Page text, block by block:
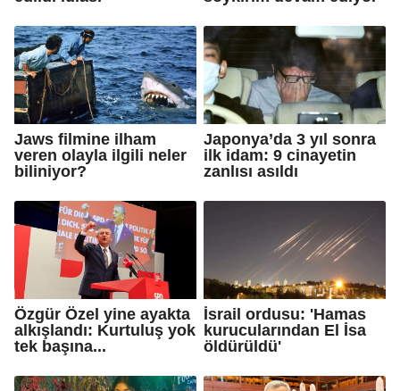
Jaws filmine ilham
veren olayla ilgili neler
biliniyor?
Japonya’da 3 yıl sonra
ilk idam: 9 cinayetin
zanlısı asıldı
Özgür Özel yine ayakta
alkışlandı: Kurtuluş yok
tek başına...
İsrail ordusu: 'Hamas
kurucularından El İsa
öldürüldü'